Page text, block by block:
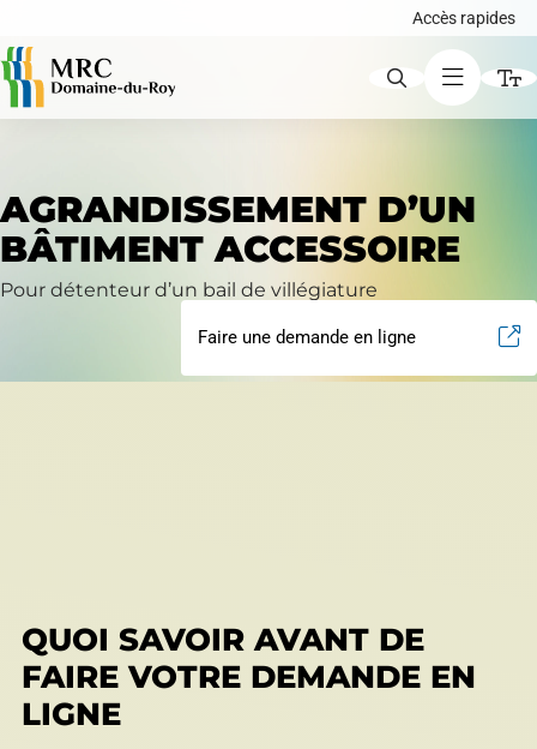
Accès rapides
Augmenter le texte
Diminuer le texte
Niveau de gris
Avis publics
Développement éolien
AGRANDISSEMENT D’UN
BÂTIMENT ACCESSOIRE
Pour détenteur d’un bail de villégiature
Faire une demande en ligne
QUOI SAVOIR AVANT DE
FAIRE VOTRE DEMANDE EN
LIGNE